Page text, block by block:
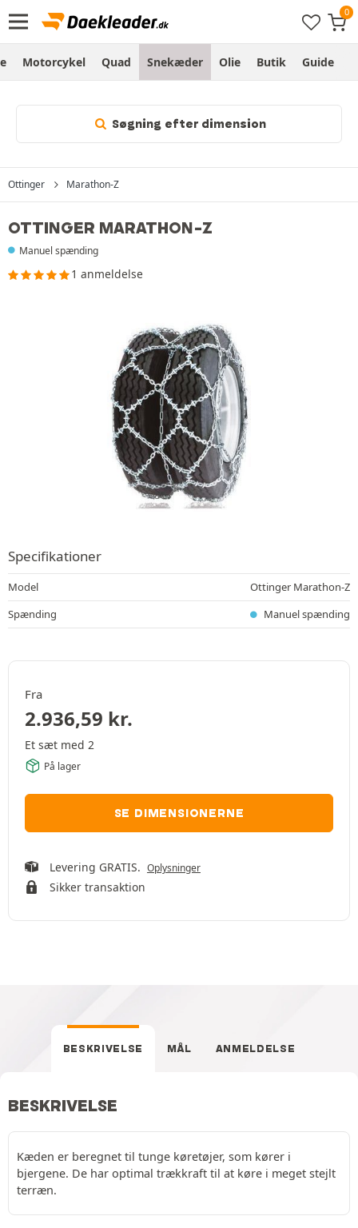
Motorcykel Quad Snekæder Olie Butik Guide
Søgning efter dimension
Ottinger Marathon-Z
OTTINGER MARATHON-Z
Manuel spænding
1 anmeldelse
Specifikationer
Model
Ottinger Marathon-Z
Spænding
Manuel spænding
Fra
2.936,59 kr.
Et sæt med 2
På lager
SE DIMENSIONERNE
Levering GRATIS. Oplysninger
Sikker transaktion
BESKRIVELSE MÅL ANMELDELSE
BESKRIVELSE
Kæden er beregnet til tunge køretøjer, som kører i
bjergene. De har optimal trækkraft til at køre i meget stejlt
terræn.